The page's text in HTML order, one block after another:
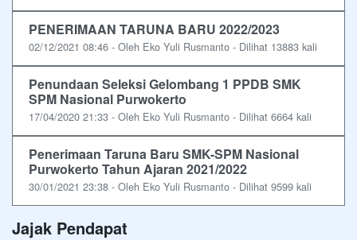
PENERIMAAN TARUNA BARU 2022/2023
02/12/2021 08:46 - Oleh Eko Yuli Rusmanto - Dilihat 13883 kali
Penundaan Seleksi Gelombang 1 PPDB SMK
SPM Nasional Purwokerto
17/04/2020 21:33 - Oleh Eko Yuli Rusmanto - Dilihat 6664 kali
Penerimaan Taruna Baru SMK-SPM Nasional
Purwokerto Tahun Ajaran 2021/2022
30/01/2021 23:38 - Oleh Eko Yuli Rusmanto - Dilihat 9599 kali
Jajak Pendapat